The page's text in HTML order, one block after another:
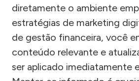
diretamente o ambiente
estratégias de marketing
de gestão financeira, você
conteúdo relevante e
ser aplicado imediatamente